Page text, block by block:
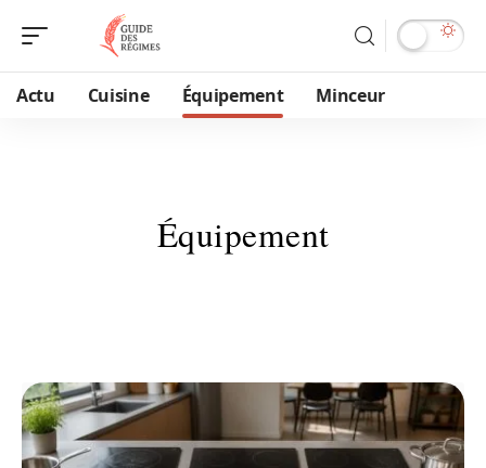
Actu Cuisine Équipement Minceur
Équipement